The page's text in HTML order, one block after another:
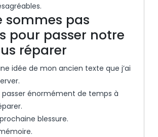
sommes pas
pour passer notre
réparer
idée de mon ancien texte que j’ai
passer énormément de temps à
blessure.